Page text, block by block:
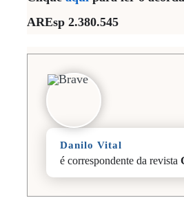
AREsp 2.380.545
Danilo Vital
é correspondente da revista